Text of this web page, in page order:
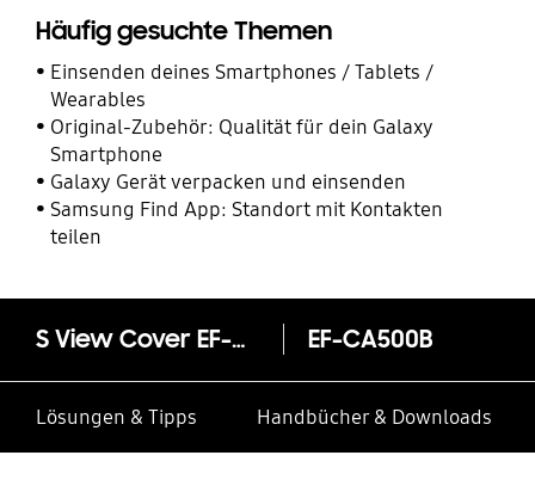
Häufig gesuchte Themen
Einsenden deines Smartphones / Tablets /
Wearables
Original-Zubehör: Qualität für dein Galaxy
Smartphone
Galaxy Gerät verpacken und einsenden
Samsung Find App: Standort mit Kontakten
teilen
S View Cover EF-CA500B für Galaxy A5 EF-CA500B
Lösungen & Tipps Handbücher & Downloads